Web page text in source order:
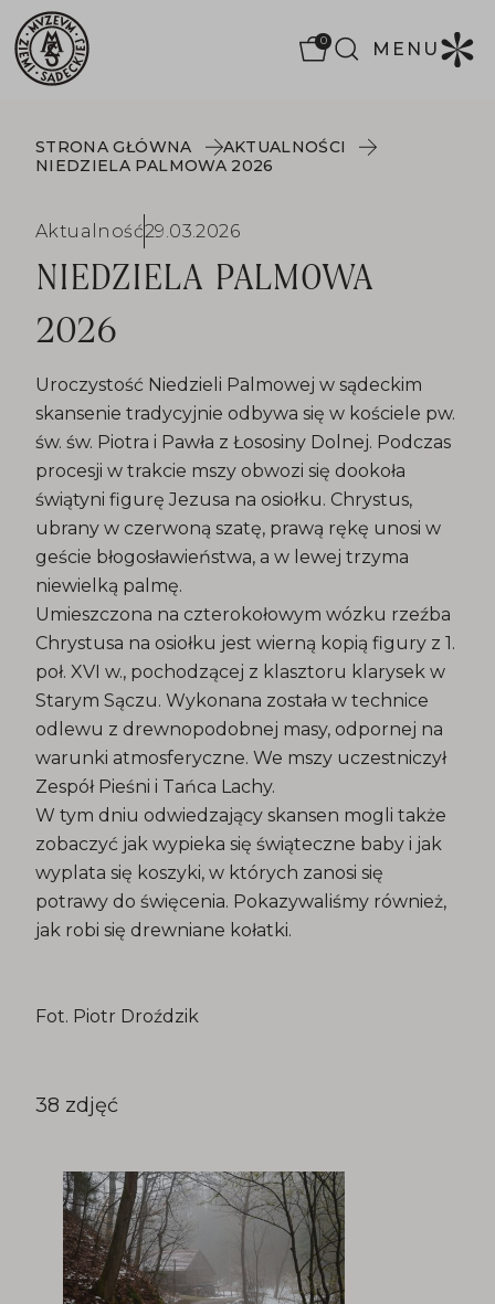
0 MENU
STRONA GŁÓWNA
AKTUALNOŚCI
NIEDZIELA PALMOWA 2026
Aktualność29.03.2026
NIEDZIELA PALMOWA
2026
Uroczystość Niedzieli Palmowej w sądeckim
skansenie tradycyjnie odbywa się w kościele pw.
św. św. Piotra i Pawła z Łososiny Dolnej. Podczas
procesji w trakcie mszy obwozi się dookoła
świątyni figurę Jezusa na osiołku. Chrystus,
ubrany w czerwoną szatę, prawą rękę unosi w
geście błogosławieństwa, a w lewej trzyma
niewielką palmę.
Umieszczona na czterokołowym wózku rzeźba
Chrystusa na osiołku jest wierną kopią figury z 1.
poł. XVI w., pochodzącej z klasztoru klarysek w
Starym Sączu. Wykonana została w technice
odlewu z drewnopodobnej masy, odpornej na
warunki atmosferyczne. We mszy uczestniczył
Zespół Pieśni i Tańca Lachy.
W tym dniu odwiedzający skansen mogli także
zobaczyć jak wypieka się świąteczne baby i jak
wyplata się koszyki, w których zanosi się
potrawy do święcenia. Pokazywaliśmy również,
jak robi się drewniane kołatki.
Fot. Piotr Droździk
38 zdjęć